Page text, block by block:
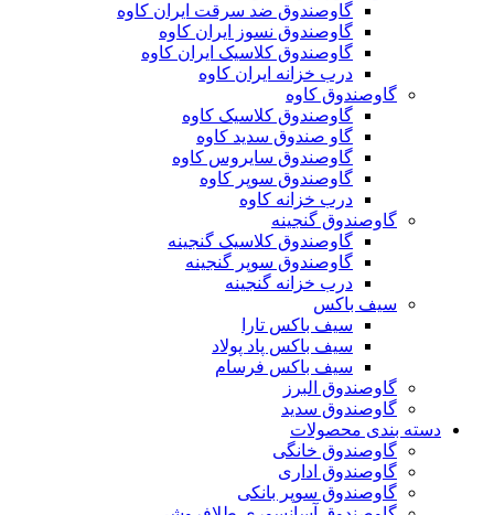
گاوصندوق ضد سرقت ایران کاوه
گاوصندوق نسوز ایران کاوه
گاوصندوق کلاسیک ایران کاوه
درب خزانه ایران کاوه
گاوصندوق کاوه
گاوصندوق کلاسیک کاوه
گاو صندوق سدید کاوه
گاوصندوق سایروس کاوه
گاوصندوق سوپر کاوه
درب خزانه کاوه
گاوصندوق گنجینه
گاوصندوق کلاسیک گنجینه
گاوصندوق سوپر گنجینه
درب خزانه گنجینه
سیف باکس
سیف باکس تارا
سیف باکس پاد پولاد
سیف باکس فرسام
گاوصندوق البرز
گاوصندوق سدید
دسته بندی محصولات
گاوصندوق خانگی
گاوصندوق اداری
گاوصندوق سوپر بانکی